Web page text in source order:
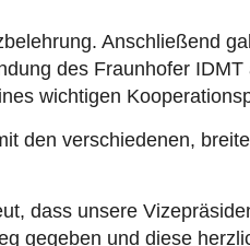
Anschließend
des Fraunhofer
wichtigen
den verschiedenen,
dass unsere
gegeben und diese